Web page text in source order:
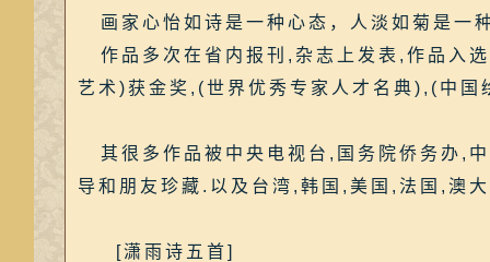
画家心怡如诗是一种心态，人淡如菊是一
作品多次在省内报刊,杂志上发表,作品入
艺术)获金奖,(世界优秀专家人才名典),(中
其很多作品被中央电视台,国务院侨务办,
导和朋友珍藏.以及台湾,韩国,美国,法国,澳
[潇雨诗五首]